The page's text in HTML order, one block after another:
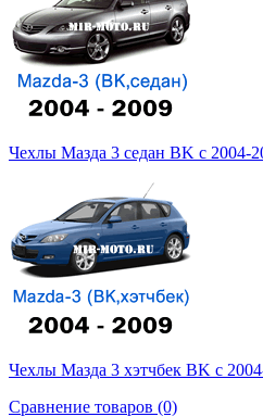
Чехлы Мазда 3 седан BK с 2004-
Чехлы Мазда 3 хэтчбек BK с
Сравнение товаров (0)